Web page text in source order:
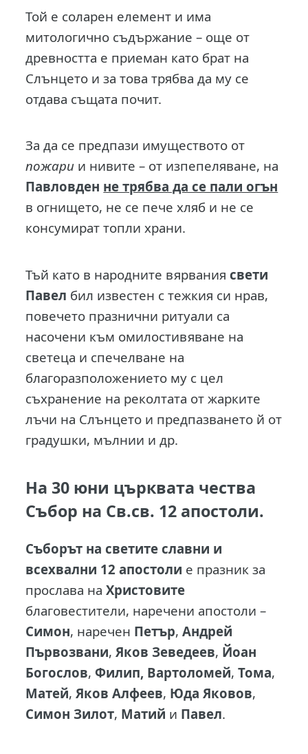
Той е соларен елемент и има
митологично съдържание – още от
древността е приеман като брат на
Слънцето и за това трябва да му се
отдава същата почит.
За да се предпази имуществото от
пожари и нивите – от изпепеляване, на
Павловден не трябва да се пали огън
в огнището, не се пече хляб и не се
консумират топли храни.
Тъй като в народните вярваниясвети
Павел бил известен с тежкия си нрав,
повечето празнични ритуали са
насочени към омилостивяване на
светеца и спечелване на
благоразположението му с цел
съхранение на реколтата от жарките
лъчи на Слънцето и предпазването й от
градушки, мълнии и др.
На 30 юни църквата чества
Събор на Св.св. 12 апостоли.
Съборът на светите славни и
всехвални 12 апостоли е празник за
прослава наХристовите
благовестители, наречени апостоли –
Симон, наречен Петър,Андрей
Първозвани,Яков Зеведеев, Йоан
Богослов,Филип, Вартоломей,Тома,
Матей,Яков Алфеев, Юда Яковов,
Симон Зилот, Матий и Павел.